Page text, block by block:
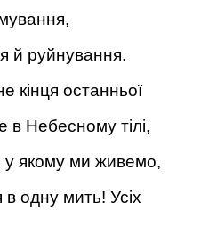
й руйнування.
кінця останньої
в Небесному тілі,
у якому ми живемо,
в одну мить! Усіх